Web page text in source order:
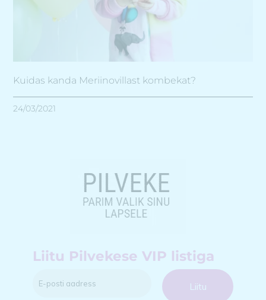
Kuidas kanda Meriinovillast kombekat?
24/03/2021
Liitu Pilvekese VIP listiga
Liitu